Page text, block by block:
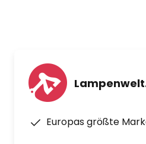
Europas größte